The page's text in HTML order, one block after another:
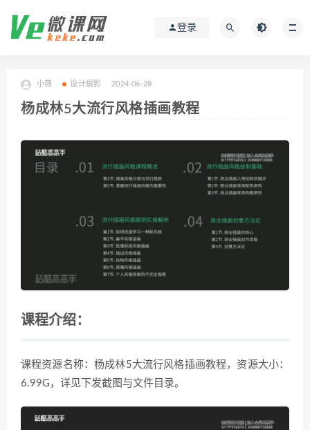
登录
小薇 设计摄影 2024-06-28
杨成林5大流行风格插画教程
课程介绍：
课程资源名称：杨成林5大流行风格插画教程，资源大小：
6.99G，详见下发截图与文件目录。